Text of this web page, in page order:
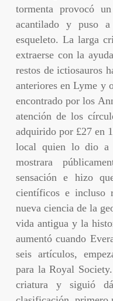
tormenta provocó
acantilado y puso
esqueleto. La larga
extraerse con la
restos de ictiosauros
anteriores en Lyme y
encontrado por los
atención de los
adquirido por £27 en
local quien lo dio a
mostrara
sensación e hizo
científicos e incluso
nueva ciencia de la
vida antigua y la
aumentó cuando
seis artículos,
para la Royal
criatura y siguió